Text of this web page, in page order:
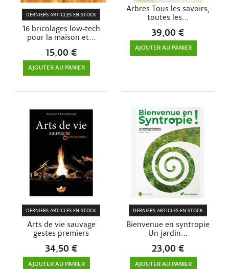
16 bricolages low-tech
pour la maison et...
DERNIERS ARTICLES EN STOCK
15,00 €
AJOUTER AU PANIER
Arbres Tous les savoirs,
toutes les...
39,00 €
AJOUTER AU PANIER
Arts de vie sauvage
gestes premiers
DERNIERS ARTICLES EN STOCK
34,50 €
AJOUTER AU PANIER
Bienvenue en syntropie
Un jardin...
DERNIERS ARTICLES EN STOCK
23,00 €
AJOUTER AU PANIER